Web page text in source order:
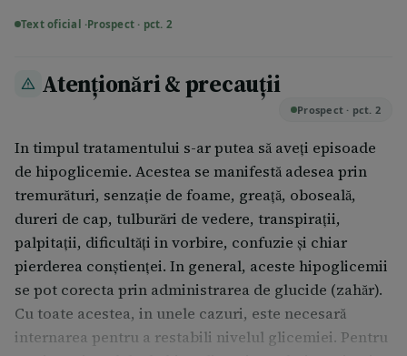
meselor principale.
iniţierea tratamentului cu o doză de 1,75 mg
glibenclamidă pe zi. Această doză poate fi crescută
progresiv pană la echilibrarea satisfăcătoare a
glicemiei, cu respectarea unui interval minim de 7
zile intre creşterea dozei şi monitorizarea glicemiei.
Dacă utilizați mai mult Glibenclamidă Arena decât
trebuie Dacă aţi luat o doză mai mare decat cea
recomandată, adresaţi-vă medicului dumneavoastră,
farmacistului sau mergeţi la departamentul de
urgenţă al celui mai apropiat spital, deoarece poate să
apară hipoglicemie (manifestată prin greaţă, vărsături,
Text oficial ·Prospect · pct. 2
Atenționări & precauții
Prospect · pct. 2
In timpul tratamentului s-ar putea să aveţi episoade
de hipoglicemie. Acestea se manifestă adesea prin
tremurături, senzaţie de foame, greaţă, oboseală,
dureri de cap, tulburări de vedere, transpiraţii,
palpitaţii, dificultăţi in vorbire, confuzie şi chiar
pierderea conştienţei. In general, aceste hipoglicemii
se pot corecta prin administrarea de glucide (zahăr).
Cu toate acestea, in unele cazuri, este necesară
internarea pentru a restabili nivelul glicemiei. Pentru